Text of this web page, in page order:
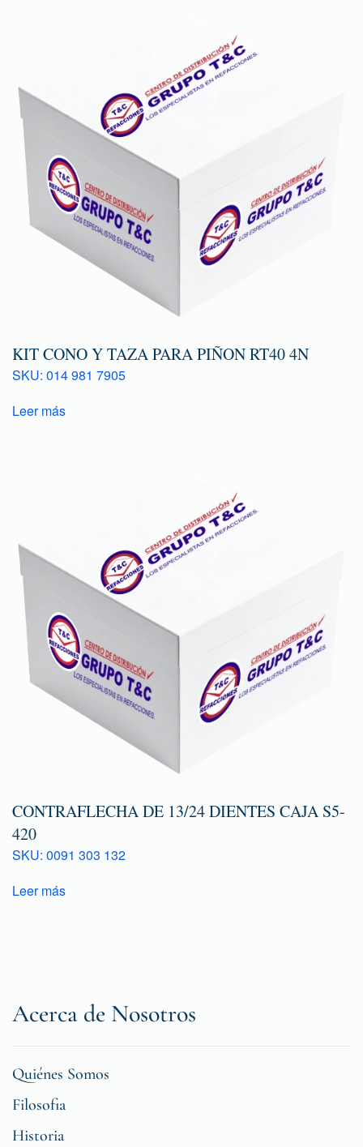
KIT CONO Y TAZA PARA PIÑON RT40 4N
SKU: 014 981 7905
Leer más
CONTRAFLECHA DE 13/24 DIENTES CAJA S5-
420
SKU: 0091 303 132
Leer más
Acerca de Nosotros
Quiénes Somos
Filosofia
Historia